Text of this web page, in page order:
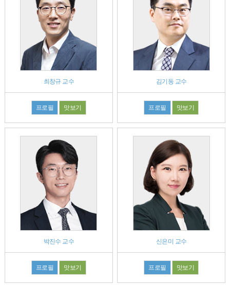
최창규 교수
프로필 맛보기
김기동 교수
프로필 맛보기
박진수 교수
프로필 맛보기
신은미 교수
프로필 맛보기